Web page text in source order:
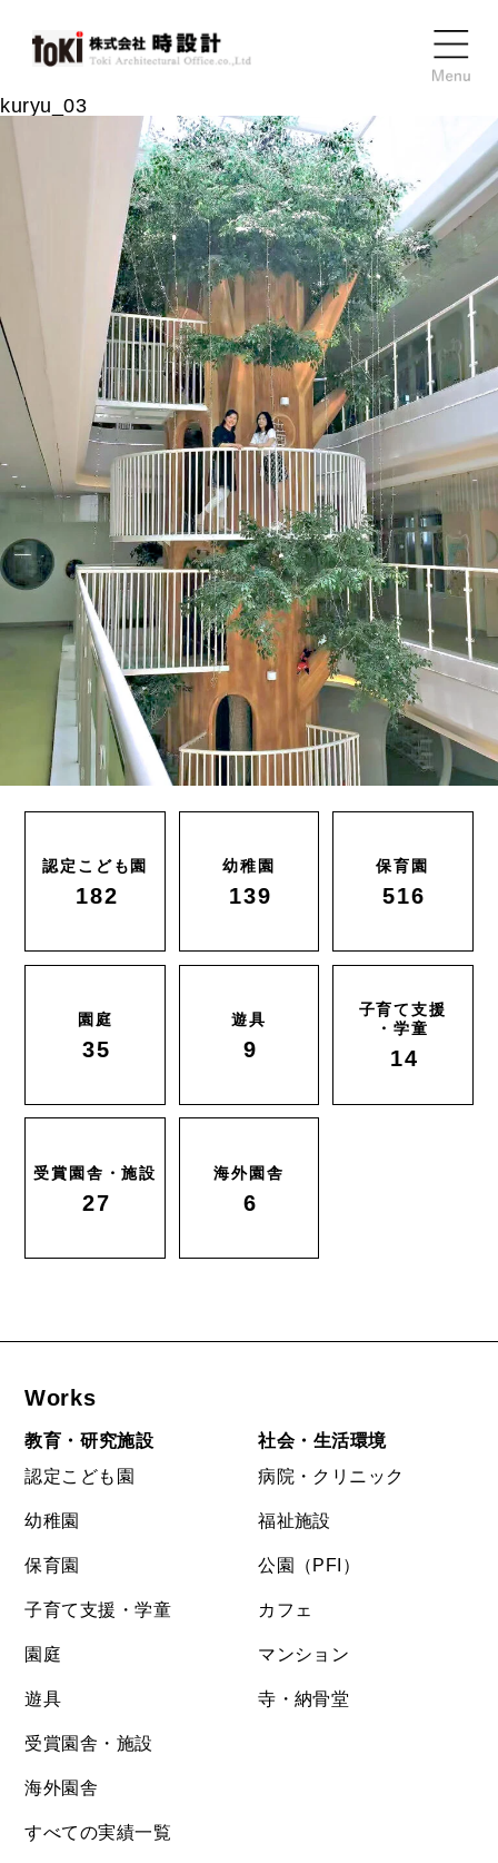
kuryu_03
認定こども園
182
幼稚園
139
保育園
516
園庭
35
遊具
9
子育て支援
・学童
14
受賞園舎・施設
27
海外園舎
6
Works
教育・研究施設
認定こども園
幼稚園
保育園
子育て支援・学童
園庭
遊具
受賞園舎・施設
海外園舎
すべての実績一覧
社会・生活環境
病院・クリニック
福祉施設
公園（PFI）
カフェ
マンション
寺・納骨堂